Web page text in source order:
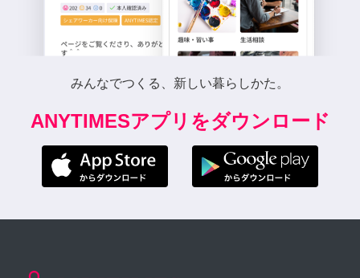
みんなでつくる、新しい暮らしかた。
ANYTIMESアプリをダウンロード